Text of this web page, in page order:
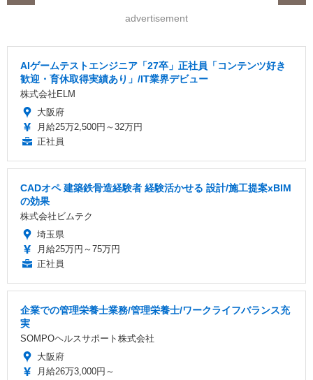
advertisement
AIゲームテストエンジニア「27卒」正社員「コンテンツ好き
歓迎・育休取得実績あり」/IT業界デビュー
株式会社ELM
大阪府
月給25万2,500円～32万円
正社員
CADオペ 建築鉄骨造経験者 経験活かせる 設計/施工提案xBIM
の効果
株式会社ビムテク
埼玉県
月給25万円～75万円
正社員
企業での管理栄養士業務/管理栄養士/ワークライフバランス充
実
SOMPOヘルスサポート株式会社
大阪府
月給26万3,000円～